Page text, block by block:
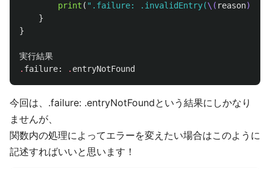
print ( ".failure: .invalidEntry(\( reason)
}
}
実行結果
. failure: . entryNotFound
今回は、.failure: .entryNotFoundという結果にしかなり
ませんが、
関数内の処理によってエラーを変えたい場合はこのように
記述すればいいと思います！